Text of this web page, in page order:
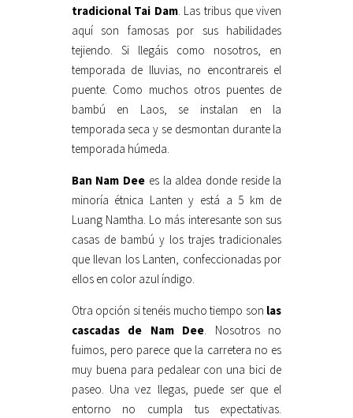
tradicional Tai Dam. Las tribus que viven
aquí son famosas por sus habilidades
tejiendo. Si llegáis como nosotros, en
temporada de lluvias, no encontrareis el
puente. Como muchos otros puentes de
bambú en Laos, se instalan en la
temporada seca y se desmontan durante la
temporada húmeda.
Ban Nam Dee es la aldea donde reside la
minoría étnica Lanten y está a 5 km de
Luang Namtha. Lo más interesante son sus
casas de bambú y los trajes tradicionales
que llevan los Lanten, confeccionadas por
ellos en color azul índigo.
Otra opción si tenéis mucho tiempo son las
cascadas de Nam Dee . Nosotros no
fuimos, pero parece que la carretera no es
muy buena para pedalear con una bici de
paseo. Una vez llegas, puede ser que el
entorno no cumpla tus expectativas.